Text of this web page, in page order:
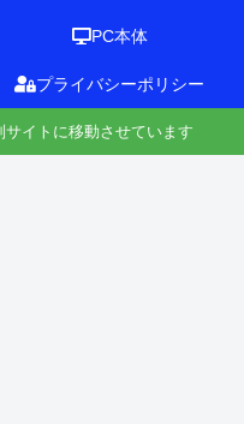
PC本体
プライバシーポリシー
イトに移動させています